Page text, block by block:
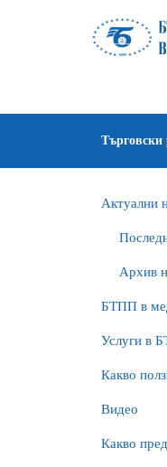
Търговски
Актуални
Архив
БTПП в
Услуги в
Какво
Видео
Какво